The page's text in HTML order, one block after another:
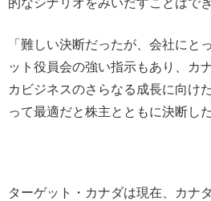
「難しい決断だったが、会社にと
ット役員会の強い指示もあり、カ
カビジネスのさらなる成長に向け
って最適だと株主とともに決断した
ターゲット・カナダは現在、カナ